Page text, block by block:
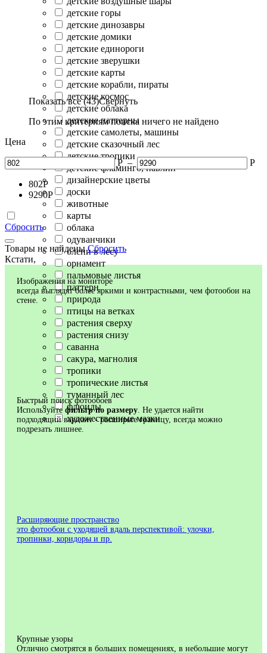
детские горы
детские динозавры
детские домики
детские единороги
детские зверушки
детские карты
детские корабли, пираты
детские космос
детские облака
детские паттерны
детские самолеты, машины
детские сказочный лес
детские тропики
детские фламинго, павлин
дизайнерские цветы
доски
животные
карты
облака
одуванчики
олени в лесу
орнамент
пальмовые листья
паттерн
природа
птицы на ветках
растения сверху
растения снизу
саванна
сакура, магнолия
тропики
тропические листья
туманный лес
флюиды
художественные мазки
Показать все (43)Свернуть
По этим критериям поиска ничего не найдено
Цена
Р – Р
802Р
9290Р
Сбросить
Товары не найденыСбросить
Кстати,
Изображения на мониторе
всегда выглядят более яркими и контрастными, чем фотообои на
стене.
Быстрый поиск фотообоев
Используйте фильтр по размеру . Не удается найти
подходящий вариант - расширьте границу, всегда можно
подрезать лишнее.
Расширяющие пространство
это фотообои с уходящей вдаль перспективой: улочки,
тропинки, коридоры и пр.
Крупные узоры
Отлично смотрятся в больших помещениях, в небольшие могут